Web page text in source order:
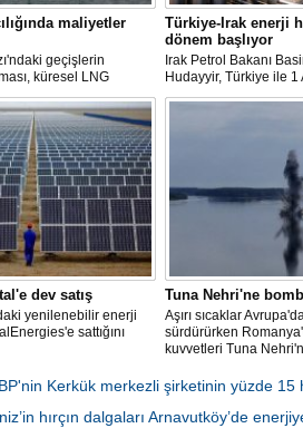
maliyetler
geçişlerin
küresel LNG
yol açarken sefer
ve gemi kiralama ile
2022 enerji
en yüksek seviyelere
Türkiye-Irak enerji
dönem başlıyor
Irak Petrol Bakanı
Hudayyir, Türkiye ile 1
imzalanan anlaşma
uzatıldığını belirten
uzun vadeli bir
hazırlanacağını
dev satış
yenilenebilir enerji
sattığını
Tuna Nehri'ne
Aşırı sıcaklar
sürdürürken
kuvvetleri Tuna
Kerkük merkezli şirketinin yüzde 15
hırçın dalgaları Arnavutköy’de